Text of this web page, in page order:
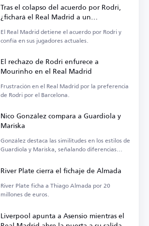
Tras el colapso del acuerdo por Rodri,
¿fichará el Real Madrid a un
centrocampista?
El Real Madrid detiene el acuerdo por Rodri y
confía en sus jugadores actuales.
El rechazo de Rodri enfurece a
Mourinho en el Real Madrid
Frustración en el Real Madrid por la preferencia
de Rodri por el Barcelona.
Nico González compara a Guardiola y
Mariska
González destaca las similitudes en los estilos de
Guardiola y Mariska, señalando diferencias
River Plate cierra el fichaje de Almada
River Plate ficha a Thiago Almada por 20
millones de euros.
Liverpool apunta a Asensio mientras el